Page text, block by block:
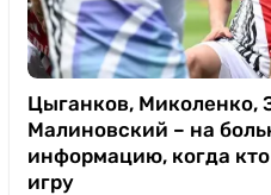
Цыганков, Миколенко,
Малиновский – на
информацию, когда
игру